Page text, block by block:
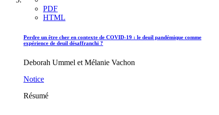
PDF
HTML
Perdre un être cher en contexte de COVID-19 : le deuil pandémique comme
expérience de deuil désaffranchi ?
Deborah Ummel et Mélanie Vachon
Notice
Résumé